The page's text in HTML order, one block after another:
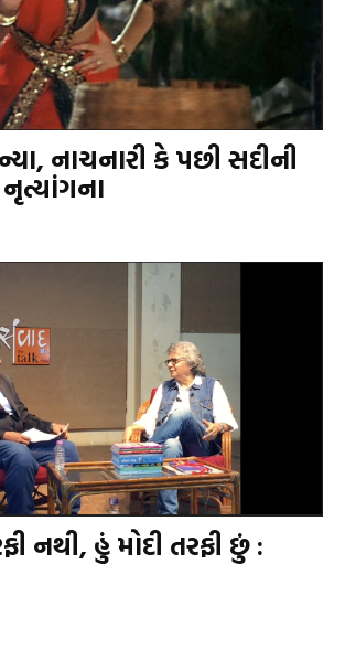
નાચનારી કે પછી સદીની
નથી, હું મોદી તરફી છું :